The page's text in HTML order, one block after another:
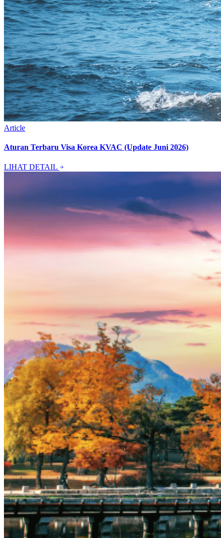
Article
Aturan Terbaru Visa Korea KVAC (Update Juni 2026)
LIHAT DETAIL